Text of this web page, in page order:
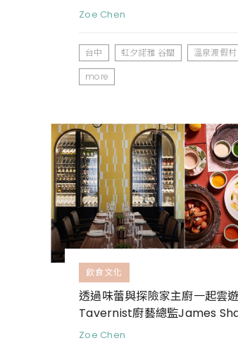
化
Zoe Chen
台中 虹夕諾雅 谷關 溫泉渡假村
more
飲食文化
透過味蕾與探險家主廚一起雲
Tavernist廚藝總監James
買的經驗，打造餐桌上的「孟
Zoe Chen